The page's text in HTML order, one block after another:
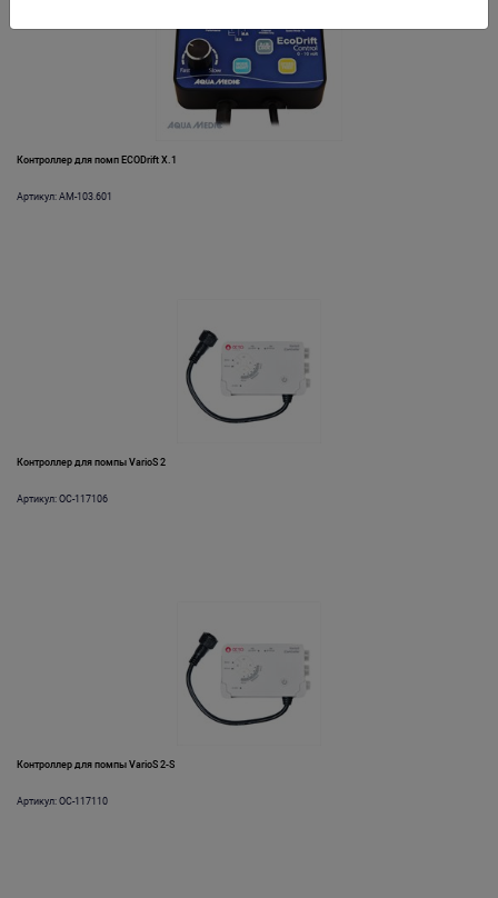
Контроллер для помп ECODrift Х.1
Артикул: AM-103.601
Контроллер для помпы VarioS 2
Артикул: OC-117106
Контроллер для помпы VarioS 2-S
Артикул: OC-117110